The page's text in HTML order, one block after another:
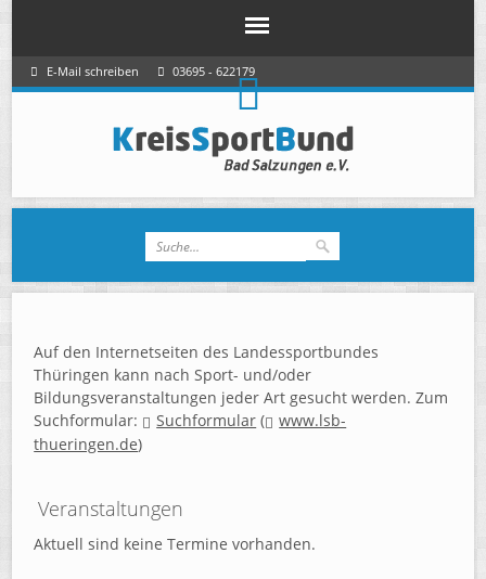
E-Mail schreiben 03695 - 622179
Auf den Internetseiten des Landessportbundes
Thüringen kann nach Sport- und/oder
Bildungsveranstaltungen jeder Art gesucht werden. Zum
Suchformular:
Suchformular (
www.lsb-
thueringen.de)
Veranstaltungen
Aktuell sind keine Termine vorhanden.